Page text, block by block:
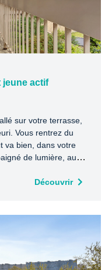
jeune actif
sur votre terrasse,
Vous rentrez du
va bien, dans votre
de lumière, au
et convivial.
Découvrir